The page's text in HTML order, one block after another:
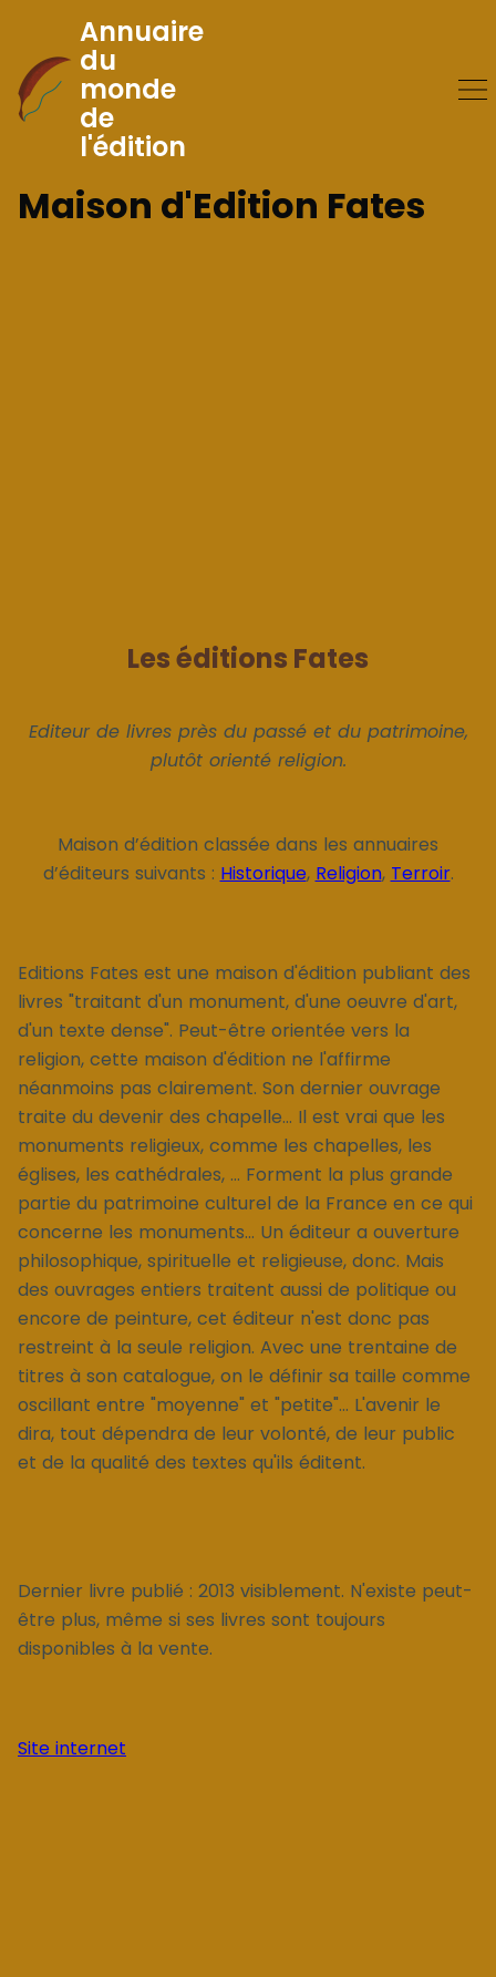
Skip
to
Content
Annuaire
du
monde
de
l'édition
Maison d'Edition Fates
Les éditions Fates
Editeur de livres près du passé et du patrimoine,
plutôt orienté religion.
Maison d’édition classée dans les annuaires
d’éditeurs suivants : Historique, Religion, Terroir.
Editions Fates est une maison d'édition publiant des
livres "traitant d'un monument, d'une oeuvre d'art,
d'un texte dense". Peut-être orientée vers la
religion, cette maison d'édition ne l'affirme
néanmoins pas clairement. Son dernier ouvrage
traite du devenir des chapelle... Il est vrai que les
monuments religieux, comme les chapelles, les
églises, les cathédrales, ... Forment la plus grande
partie du patrimoine culturel de la France en ce qui
concerne les monuments... Un éditeur a ouverture
philosophique, spirituelle et religieuse, donc. Mais
des ouvrages entiers traitent aussi de politique ou
encore de peinture, cet éditeur n'est donc pas
restreint à la seule religion. Avec une trentaine de
titres à son catalogue, on le définir sa taille comme
oscillant entre "moyenne" et "petite"... L'avenir le
dira, tout dépendra de leur volonté, de leur public
et de la qualité des textes qu'ils éditent.
Dernier livre publié : 2013 visiblement. N'existe peut-
être plus, même si ses livres sont toujours
disponibles à la vente.
Site internet